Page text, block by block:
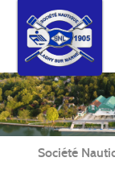
Société
Panneau de